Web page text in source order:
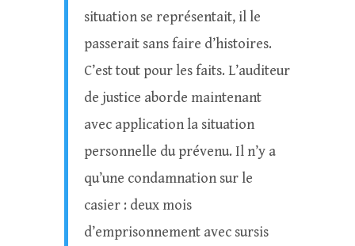
situation se représentait, il le
passerait sans faire d’histoires.
C’est tout pour les faits. L’auditeur
de justice aborde maintenant
avec application la situation
personnelle du prévenu. Il n’y a
qu’une condamnation sur le
casier : deux mois
d’emprisonnement avec sursis